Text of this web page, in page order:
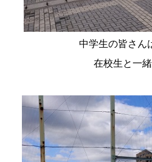
中学生の皆さん
在校生と一